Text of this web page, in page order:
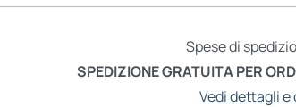
Spese di
SPEDIZIONE GRATUITA PER
Vedi dettagli